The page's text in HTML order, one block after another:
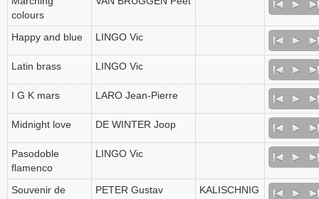
colours
Happy and blue LINGO Vic
Latin brass LINGO Vic
I G K mars LARO Jean-Pierre
Midnight love DE WINTER Joop
Pasodoble
flamenco
LINGO Vic
Souvenir de
PETER Gustav
KALISCHNIG